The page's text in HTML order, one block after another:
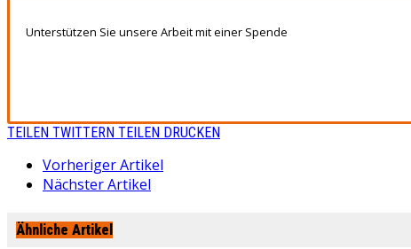
Unterstützen Sie unsere Arbeit mit einer Spende
TEILEN TWITTERN TEILEN DRUCKEN
Vorheriger Artikel
Nächster Artikel
Ähnliche Artikel